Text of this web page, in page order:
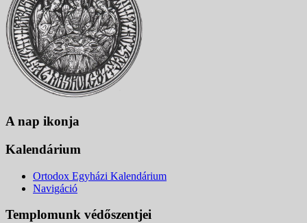
A nap ikonja
Kalendárium
Ortodox Egyházi Kalendárium
Navigáció
Templomunk védőszentjei